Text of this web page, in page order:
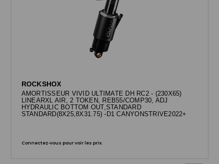
ROCKSHOX
AMORTISSEUR VIVID ULTIMATE DH RC2 - (230X65)
LINEARXL AIR, 2 TOKEN, REB55/COMP30, ADJ
HYDRAULIC BOTTOM OUT,STANDARD
STANDARD(8X25,8X31.75) -D1 CANYONSTRIVE2022+
Connectez-vous pour voir les prix.